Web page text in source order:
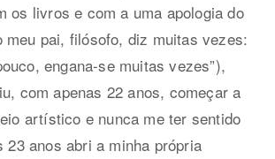
os livros e com a uma apologia do
meu pai, filósofo, diz muitas vezes:
engana-se muitas vezes”),
com apenas 22 anos, começar a
artístico e nunca me ter sentido
23 anos abri a minha própria